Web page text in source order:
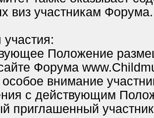
виз участникам Форума.
Положение
Форума
внимание
с действующим
приглашенный